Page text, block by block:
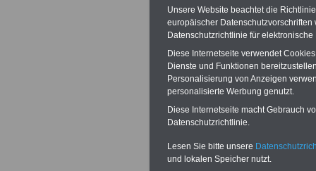
Landtag
§ 6
§ 7
Nichtigkeit der
§ 8
Unsere Website beachtet die
europäischer
Datenschutzrichtlinie für
Diese Internetseite verwendet
Dienste und Funktionen
Personalisierung von Anzeigen
personalisierte Werbung genutzt.
Diese Internetseite macht Gebrauch
Datenschutzrichtlinie.
Lesen Sie bitte unsere
und lokalen Speicher nutzt.